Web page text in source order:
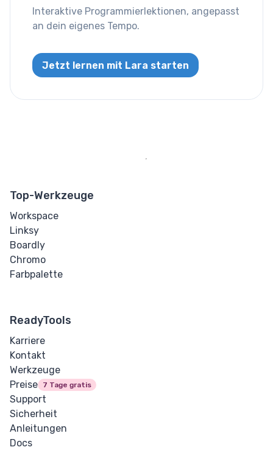
List
Miscallaneous
Überlaufumbruch
Tabulatorgröße
Textausrichtung
Texteinzug
Textschatten
Textumwandlung
Leerraum
Wortumbruch
Interaktive Programmierlektionen, angepasst
an dein eigenes Tempo.
Jetzt lernen mit Lara starten
Top-Werkzeuge
Workspace
Linksy
Boardly
Chromo
Farbpalette
ReadyTools
Karriere
Kontakt
Werkzeuge
Preise
7 Tage gratis
Support
Sicherheit
Anleitungen
Docs